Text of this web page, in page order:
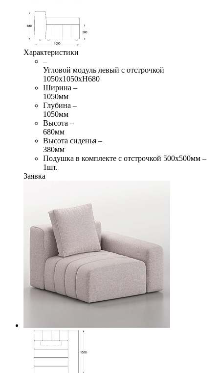
Характеристики
–
Угловой модуль левый с отстрочкой
1050х1050хН680
Ширина –
1050мм
Глубина –
1050мм
Высота –
680мм
Высота сиденья –
380мм
Подушка в комплекте с отстрочкой 500х500мм –
1шт.
Заявка